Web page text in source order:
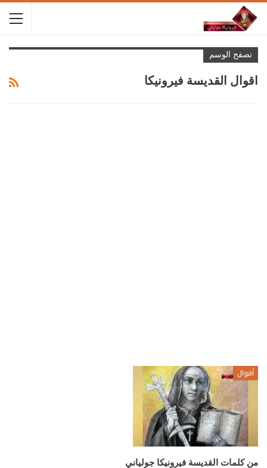
تصفح الوسم
اقوال القديسة فيرونيكا
أقوال
من كلمات القديسة فيرونيكا جولياني